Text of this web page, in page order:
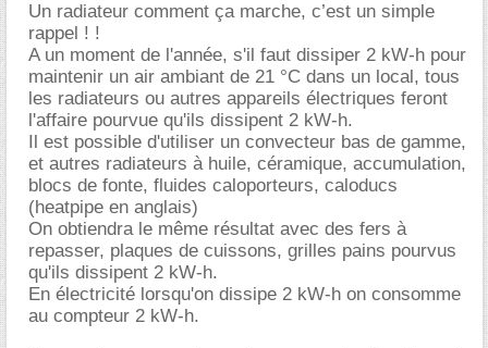
Un radiateur comment ça marche, c’est un simple
rappel ! !
A un moment de l'année, s'il faut dissiper 2 kW-h pour
maintenir un air ambiant de 21 °C dans un local, tous
les radiateurs ou autres appareils électriques feront
l'affaire pourvue qu'ils dissipent 2 kW-h.
Il est possible d'utiliser un convecteur bas de gamme,
et autres radiateurs à huile, céramique, accumulation,
blocs de fonte, fluides caloporteurs, caloducs
(heatpipe en anglais)
On obtiendra le même résultat avec des fers à
repasser, plaques de cuissons, grilles pains pourvus
qu'ils dissipent 2 kW-h.
En électricité lorsqu'on dissipe 2 kW-h on consomme
au compteur 2 kW-h.